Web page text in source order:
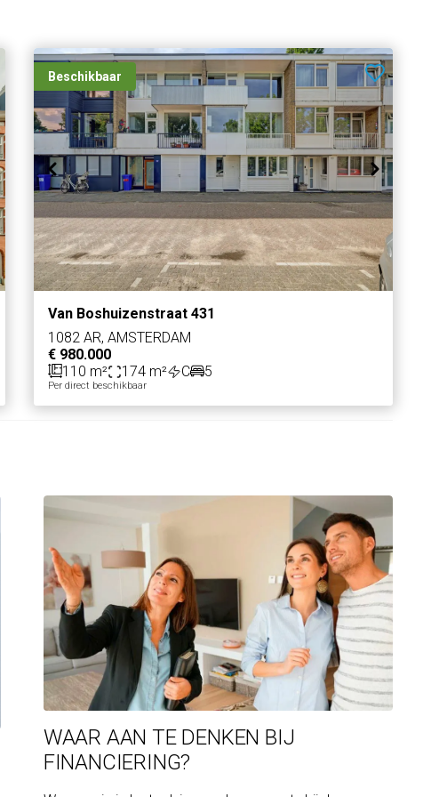
Beschikbaar
Van Boshuizenstraat 431
1082 AR, AMSTERDAM
€ 980.000
110 m²
174 m² C 5
Per direct beschikbaar
WAAR AAN TE DENKEN BIJ
FINANCIERING?